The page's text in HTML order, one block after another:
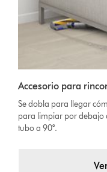
Accesorio para
Se dobla para llegar
para limpiar por debajo
tubo a 90°.